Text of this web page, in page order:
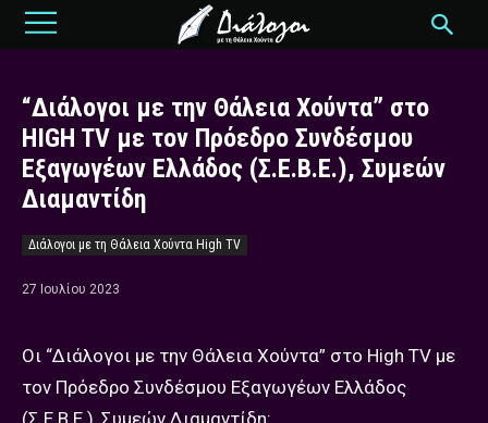
“Διάλογοι με την Θάλεια Χούντα” στο
HIGH TV με τον Πρόεδρο Συνδέσμου
Εξαγωγέων Ελλάδος (Σ.Ε.Β.Ε.), Συμεών
Διαμαντίδη
Διάλογοι με τη Θάλεια Χούντα High TV
27 Ιουλίου 2023
Οι “Διάλογοι με την Θάλεια Χούντα” στο High TV με
τον Πρόεδρο Συνδέσμου Εξαγωγέων Ελλάδος
(Σ.Ε.Β.Ε.), Συμεών Διαμαντίδη: